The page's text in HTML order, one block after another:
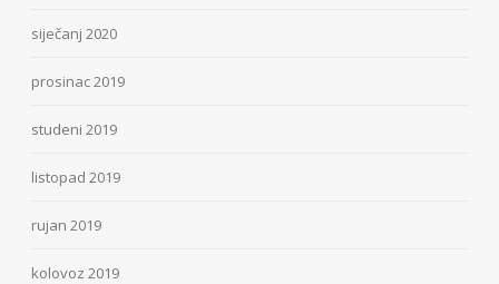
siječanj 2020
prosinac 2019
studeni 2019
listopad 2019
rujan 2019
kolovoz 2019